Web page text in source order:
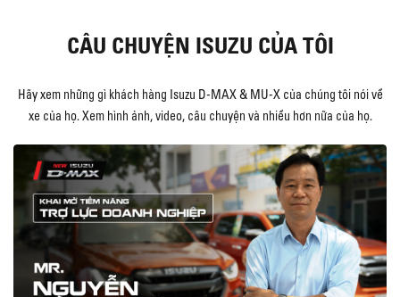
CÂU CHUYỆN ISUZU CỦA TÔI
Hãy xem những gì khách hàng Isuzu D-MAX & MU-X của chúng tôi nói về
xe của họ. Xem hình ảnh, video, câu chuyện và nhiều hơn nữa của họ.